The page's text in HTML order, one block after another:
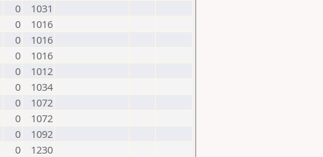
0
1031
0
1016
0
1016
0
1016
0
1012
0
1034
0
1072
0
1072
0
1092
0
1230